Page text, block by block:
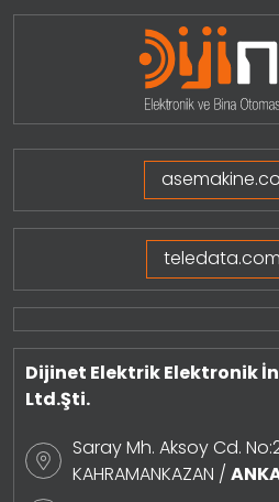
Projeleri Görmek İçin Tıklayınız
Dijinet Elektrik Elektronik
Ltd.Şti.
Saray Mh. Aksoy Cd.
KAHRAMANKAZAN /